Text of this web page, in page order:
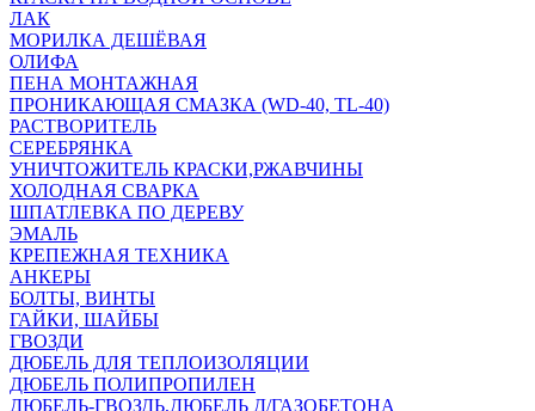
ЛАК
МОРИЛКА ДЕШЁВАЯ
ОЛИФА
ПЕНА МОНТАЖНАЯ
ПРОНИКАЮЩАЯ СМАЗКА (WD-40, TL-40)
РАСТВОРИТЕЛЬ
СЕРЕБРЯНКА
УНИЧТОЖИТЕЛЬ КРАСКИ,РЖАВЧИНЫ
ХОЛОДНАЯ СВАРКА
ШПАТЛЕВКА ПО ДЕРЕВУ
ЭМАЛЬ
КРЕПЕЖНАЯ ТЕХНИКА
АНКЕРЫ
БОЛТЫ, ВИНТЫ
ГАЙКИ, ШАЙБЫ
ГВОЗДИ
ДЮБЕЛЬ ДЛЯ ТЕПЛОИЗОЛЯЦИИ
ДЮБЕЛЬ ПОЛИПРОПИЛЕН
ДЮБЕЛЬ-ГВОЗДЬ,ДЮБЕЛЬ Д/ГАЗОБЕТОНА